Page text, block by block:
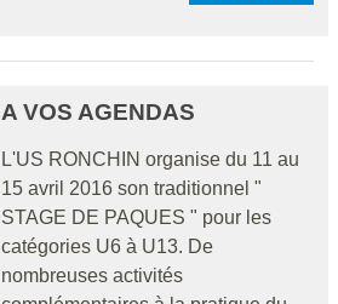
A VOS AGENDAS
L'US RONCHIN organise du 11 au
15 avril 2016 son traditionnel "
STAGE DE PAQUES " pour les
catégories U6 à U13. De
nombreuses activités